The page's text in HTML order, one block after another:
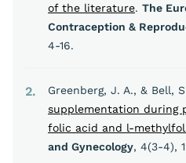
of the literature. The
Contraception &
4-16.
2 Greenberg, J. A., & Bell,
supplementation during
folic acid and l-
and Gynecology, 4(3-4),